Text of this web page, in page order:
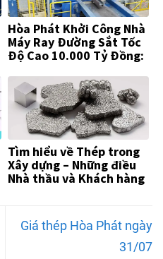
Hòa Phát Khởi Công Nhà
Máy Ray Đường Sắt Tốc
Độ Cao 10.000 Tỷ Đồng:
Thép”
Tìm hiểu về Thép trong
Xây dựng – Những điều
Nhà thầu và Khách hàng
Giá thép Hòa Phát ngày
31/07